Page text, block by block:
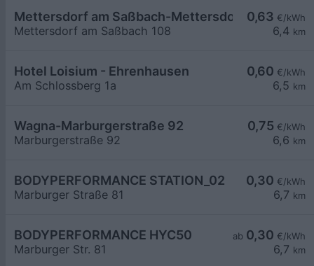
0,63 €/kWh
6,4 km
Mettersdorf am Saßbach-Mettersdorf am
Mettersdorf am Saßbach 108
0,60 €/kWh
6,5 km
Hotel Loisium - Ehrenhausen
Am Schlossberg 1a
0,75 €/kWh
6,6 km
Wagna-Marburgerstraße 92
Marburgerstraße 92
0,30 €/kWh
6,7 km
BODYPERFORMANCE STATION_02
Marburger Straße 81
ab 0,30 €/kWh
6,7 km
BODYPERFORMANCE HYC50
Marburger Str. 81